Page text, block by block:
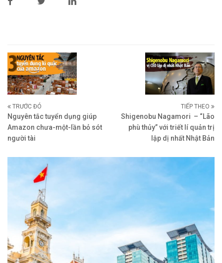
TRƯỚC ĐÓ
Nguyên tắc tuyển dụng giúp
Amazon chưa-một-lần bỏ sót
người tài
TIẾP THEO
Shigenobu Nagamori – “Lão
phù thủy” với triết lí quản trị
lập dị nhất Nhật Bản